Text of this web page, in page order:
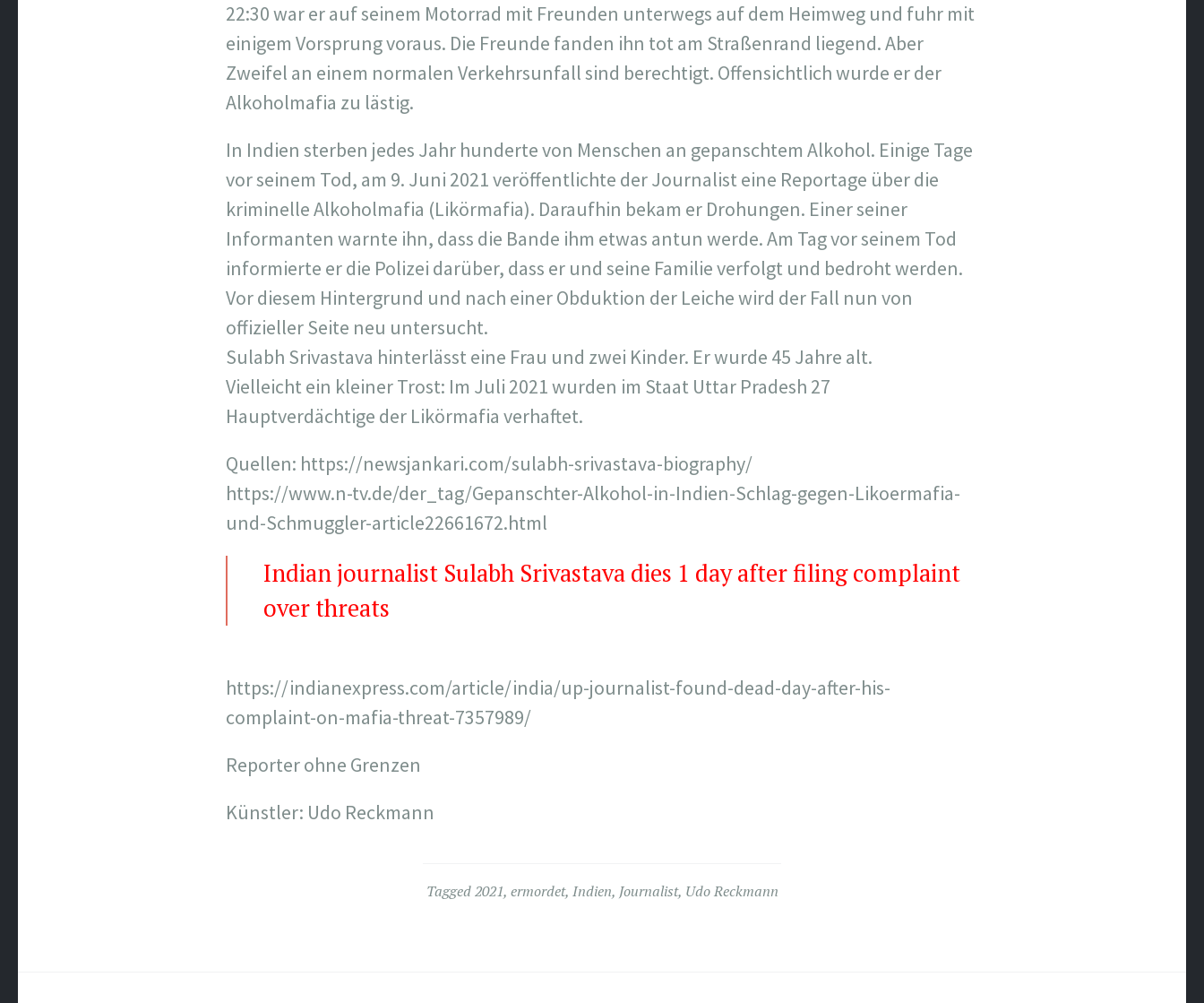
22:30 war er auf seinem Motorrad mit Freunden unterwegs auf dem Heimweg und fuhr mit
einigem Vorsprung voraus. Die Freunde fanden ihn tot am Straßenrand liegend. Aber
Zweifel an einem normalen Verkehrsunfall sind berechtigt. Offensichtlich wurde er der
Alkoholmafia zu lästig.
In Indien sterben jedes Jahr hunderte von Menschen an gepanschtem Alkohol. Einige Tage
vor seinem Tod, am 9. Juni 2021 veröffentlichte der Journalist eine Reportage über die
kriminelle Alkoholmafia (Likörmafia). Daraufhin bekam er Drohungen. Einer seiner
Informanten warnte ihn, dass die Bande ihm etwas antun werde.Am Tag vor seinem Tod
informierte er die Polizei darüber, dass er und seine Familie verfolgt und bedroht werden.
Vor diesem Hintergrund und nach einer Obduktion der Leiche wird der Fall nun von
offizieller Seite neu untersucht.
Sulabh Srivastava hinterlässt eine Frau und zwei Kinder. Er wurde 45 Jahre alt.
Vielleicht ein kleiner Trost: Im Juli 2021 wurden im Staat Uttar Pradesh 27
Hauptverdächtige der Likörmafia verhaftet.
Quellen: https://newsjankari.com/sulabh-srivastava-biography/
https://www.n-tv.de/der_tag/Gepanschter-Alkohol-in-Indien-Schlag-gegen-Likoermafia-
und-Schmuggler-article22661672.html
Indian journalist Sulabh Srivastava dies 1 day after filing complaint
over threats
https://indianexpress.com/article/india/up-journalist-found-dead-day-after-his-
complaint-on-mafia-threat-7357989/
Reporter ohne Grenzen
Künstler: Udo Reckmann
Tagged2021, ermordet, Indien, Journalist, Udo Reckmann